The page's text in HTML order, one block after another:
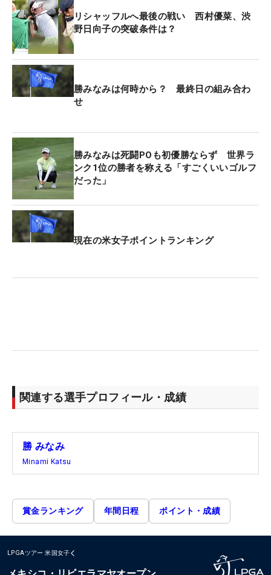
リシャッフルへ最後の戦い 西村優菜、渋
野日向子の突破条件は？
勝みなみは何時から？ 最終日の組み合わ
せ
勝みなみは死闘POも初優勝ならず 世界ラ
ンク1位の勝者を称える「すごくいいゴルフ
だった」
現在の米女子ポイントランキング
関連する選手プロフィール・成績
勝 みなみ
Minami Katsu
賞金ランキング 年間日程 ポイント・成績
LPGAツアー 米国女子